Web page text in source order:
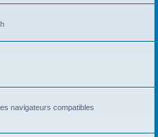
navigateurs compatibles